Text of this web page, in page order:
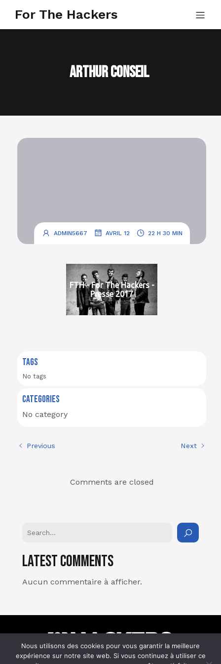
For The Hackers
Arthur Conseil
Latest Comments
Aucun commentaire à afficher.
ADMIN5667 AVRIL 12 22 H 30 MIN
FTH - For The Hackers -
Presse 2017
TAGS
No tags
CATEGORIES
No category
Previous Next
Comments are closed
Nous utilisons des cookies pour vous garantir la meilleure
expérience sur notre site web. Si vous continuez à utiliser ce